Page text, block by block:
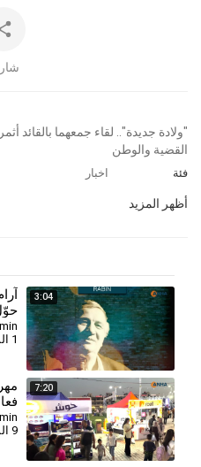
شارك
⁣"ولادة جديدة".. لقاء جمعهما بالقائد
القضية والوطن
فئة اخبار
أظهر المزيد
3:04
آرام
حوّل
admin
1 المشاهدات
7:20
admin
9 المشاهدات